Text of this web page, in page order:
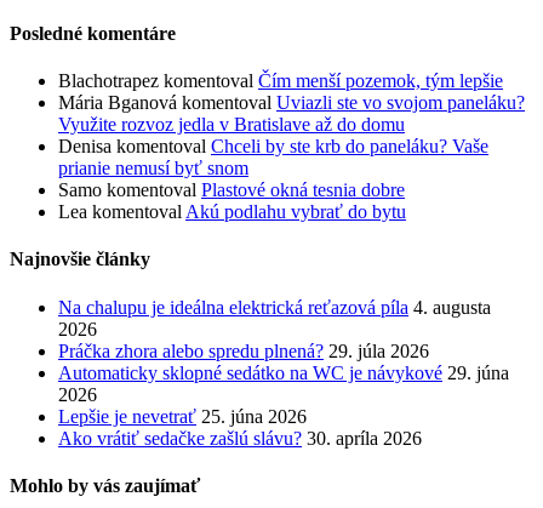
Posledné komentáre
Blachotrapez komentoval Čím menší pozemok, tým lepšie
Mária Bganová komentoval Uviazli ste vo svojom paneláku?
Využite rozvoz jedla v Bratislave až do domu
Denisa komentoval Chceli by ste krb do paneláku? Vaše
prianie nemusí byť snom
Samo komentoval Plastové okná tesnia dobre
Lea komentoval Akú podlahu vybrať do bytu
Najnovšie články
Na chalupu je ideálna elektrická reťazová píla 4. augusta
2026
Práčka zhora alebo spredu plnená? 29. júla 2026
Automaticky sklopné sedátko na WC je návykové 29. júna
2026
Lepšie je nevetrať 25. júna 2026
Ako vrátiť sedačke zašlú slávu? 30. apríla 2026
Mohlo by vás zaujímať